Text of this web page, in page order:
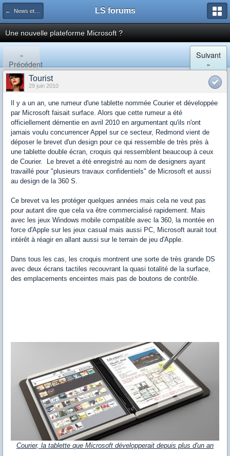
← News et actualités postées sur LS LS forums
Une nouvelle plateforme Microsoft ?
«
Précédent
Suivant
»
Tourist
29 juin 2010
Il y a un an, une rumeur d'une tablette nommée Courier et développée
par Microsoft faisait surface. Alors que cette rumeur a été
officiellement démentie en avril 2010 en argumentant qu'ils n'ont
jamais voulu concurrencer Appel sur ce secteur, Redmond vient de
déposer le brevet d'un design pour ce qui ressemble de très près à
une tablette double écran, croquis qui ressemblent beaucoup à ceux
de Courier. Le brevet a été enregistré au nom de designers ayant
travaillé pour "plusieurs travaux confidentiels" de Microsoft et aussi
au design de la 360 S.
Ce brevet va les protéger quelques années mais cela ne veut pas
pour autant dire que cela va être commercialisé rapidement. Mais
avec les jeux Windows mobile compatible avec la 360, la montée en
force d'Apple sur les jeux casual mais aussi PC, Microsoft aurait tout
intérêt à réagir en allant aussi sur le terrain de jeu d'Apple.
Dans tous les cas, les croquis montrent une sorte de très grande DS
avec deux écrans tactiles recouvrant la quasi totalité de la surface,
des emplacements enceintes mais pas de boutons de contrôle.
Courier, la tablette que Microsoft développerait depuis plus d'un an